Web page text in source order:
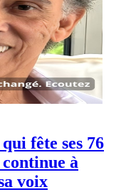
fête ses 76
à
voix